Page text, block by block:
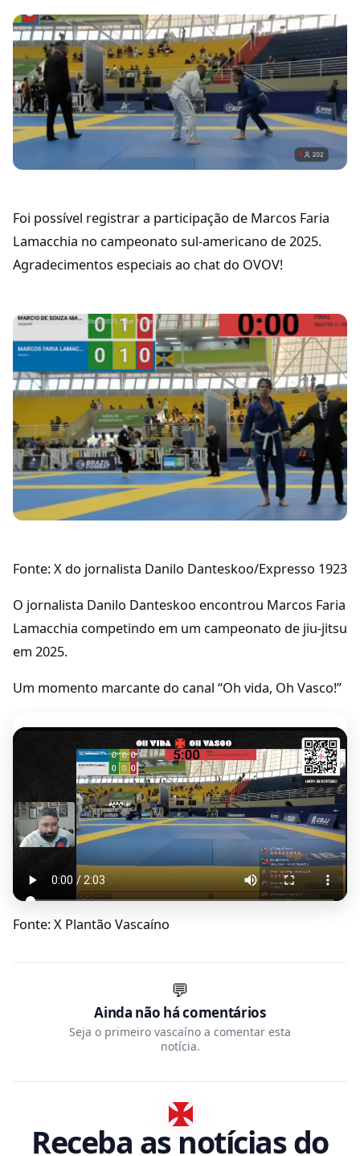
Foi possível registrar a participação de Marcos Faria
Lamacchia no campeonato sul-americano de 2025.
Agradecimentos especiais ao chat do OVOV!
Fonte: X do jornalista Danilo Danteskoo/Expresso 1923
O jornalista Danilo Danteskoo encontrou Marcos Faria
Lamacchia competindo em um campeonato de jiu-jitsu
em 2025.
Um momento marcante do canal “Oh vida, Oh Vasco!”
Fonte: X Plantão Vascaíno
💬
Ainda não há comentários
Seja o primeiro vascaíno a comentar esta
notícia.
Receba as notícias do